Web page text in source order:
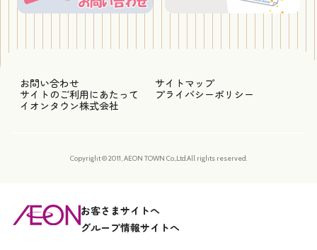
お問い合わせ
サイトマップ
サイトのご利用にあたって
プライバシーポリシー
イオンタウン株式会社
Copyright © 2011, AEON TOWN Co.,Ltd.All rights reserved.
お客さまサイトへ
グループ情報サイトへ